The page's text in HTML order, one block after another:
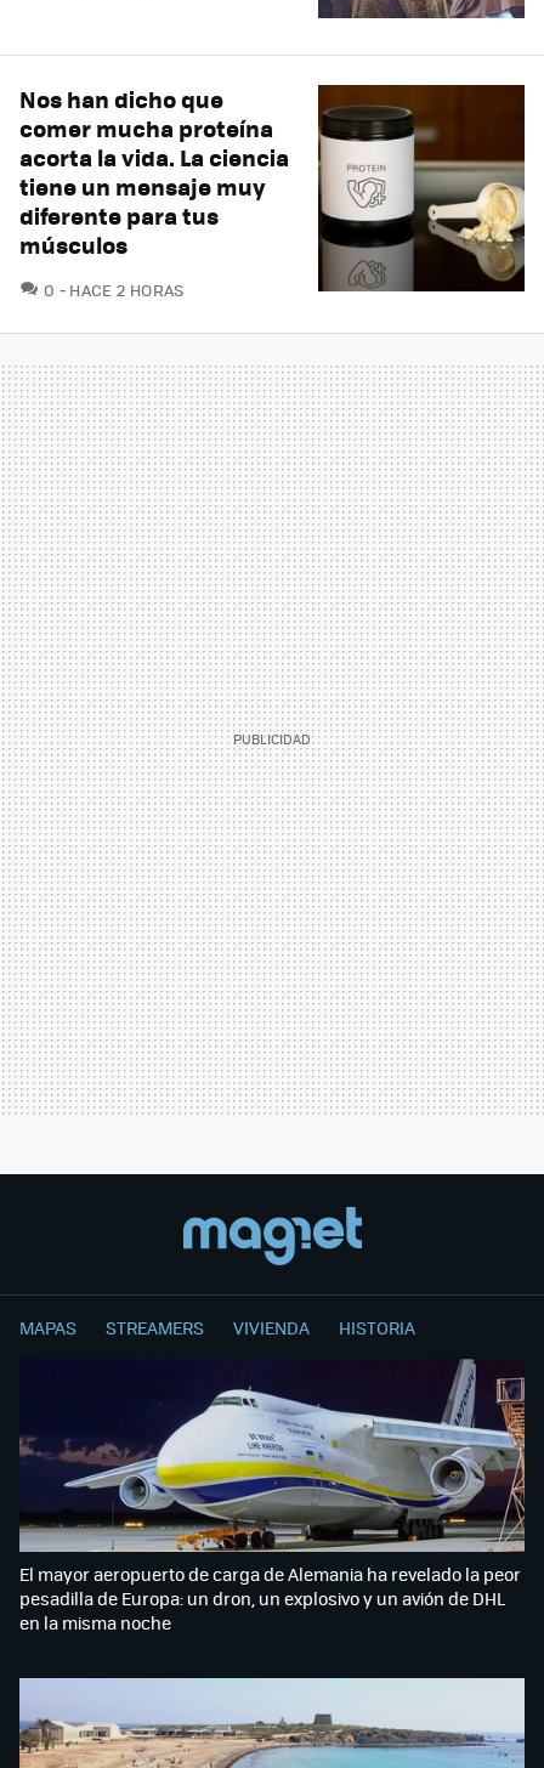
Nos han dicho que
comer mucha proteína
acorta la vida. La ciencia
tiene un mensaje muy
diferente para tus
músculos
0 COMENTARIOS
HACE 2 HORAS
MAPAS STREAMERS VIVIENDA HISTORIA
El mayor aeropuerto de carga de Alemania ha revelado la peor
pesadilla de Europa: un dron, un explosivo y un avión de DHL
en la misma noche